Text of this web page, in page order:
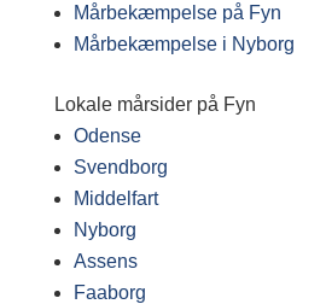
Mårbekæmpelse på Fyn
Mårbekæmpelse i Nyborg
Lokale mårsider på Fyn
Odense
Svendborg
Middelfart
Nyborg
Assens
Faaborg